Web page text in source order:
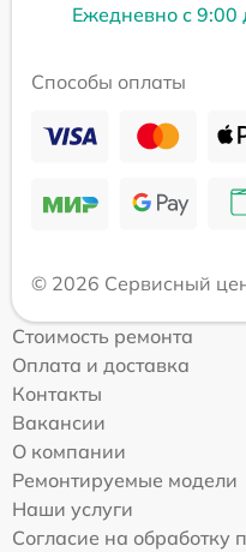
Ежедневно с 9:00
Способы оплаты
© 2026 Сервисный
Стоимость ремонта
Оплата и доставка
Контакты
Вакансии
О компании
Ремонтируемые модели
Наши услуги
Согласие на